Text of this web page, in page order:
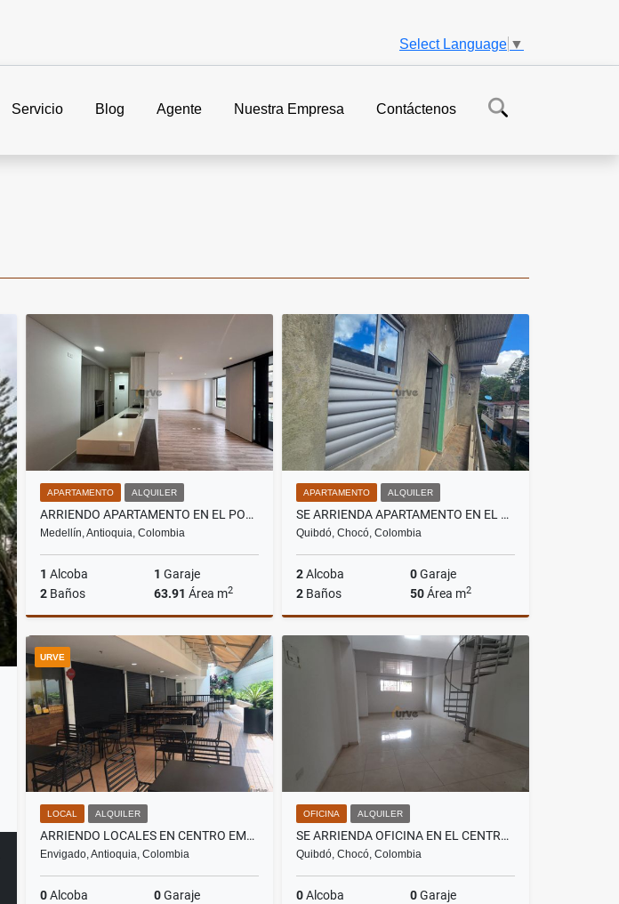
Select Language ▼
Servicio Blog Agente Nuestra Empresa Contáctenos
APARTAMENTO ALQUILER
ARRIENDO APARTAMENTO EN EL POBLADO
Medellín, Antioquia, Colombia
1 Alcoba 1 Garaje
2 Baños 63.91 Área m2
Alquiler
$4.000.000
APARTAMENTO ALQUILER
SE ARRIENDA APARTAMENTO EN EL BARRIO ZONA MINERA EN QUIBDO
Quibdó, Chocó, Colombia
2Alcoba 0Garaje
2 Baños 50Área m2
Alquiler
$750.000
URVE
LOCAL ALQUILER
ARRIENDO LOCALES EN CENTRO EMPRESARIAL EN ENVIGADO
Envigado, Antioquia, Colombia
0Alcoba 0Garaje
OFICINA ALQUILER
SE ARRIENDA OFICINA EN EL CENTRO DE QUIBDO
Quibdó, Chocó, Colombia
0Alcoba 0Garaje